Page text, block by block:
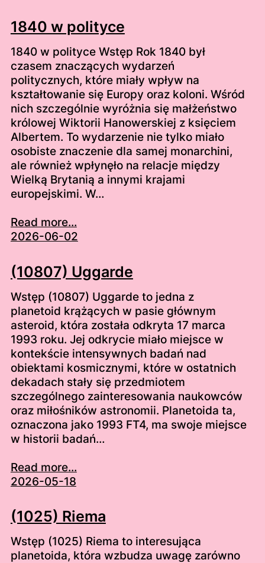
1840 w polityce
1840 w polityce Wstęp Rok 1840 był
czasem znaczących wydarzeń
politycznych, które miały wpływ na
kształtowanie się Europy oraz koloni. Wśród
nich szczególnie wyróżnia się małżeństwo
królowej Wiktorii Hanowerskiej z księciem
Albertem. To wydarzenie nie tylko miało
osobiste znaczenie dla samej monarchini,
ale również wpłynęło na relacje między
Wielką Brytanią a innymi krajami
europejskimi. W…
Read more...
2026-06-02
(10807) Uggarde
Wstęp (10807) Uggarde to jedna z
planetoid krążących w pasie głównym
asteroid, która została odkryta 17 marca
1993 roku. Jej odkrycie miało miejsce w
kontekście intensywnych badań nad
obiektami kosmicznymi, które w ostatnich
dekadach stały się przedmiotem
szczególnego zainteresowania naukowców
oraz miłośników astronomii. Planetoida ta,
oznaczona jako 1993 FT4, ma swoje miejsce
w historii badań…
Read more...
2026-05-18
(1025) Riema
Wstęp (1025) Riema to interesująca
planetoida, która wzbudza uwagę zarówno